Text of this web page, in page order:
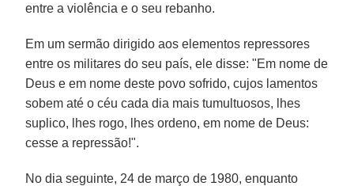
entre a violência e o seu rebanho.
Em um sermão dirigido aos elementos repressores
entre os militares do seu país, ele disse: "Em nome de
Deus e em nome deste povo sofrido, cujos lamentos
sobem até o céu cada dia mais tumultuosos, lhes
suplico, lhes rogo, lhes ordeno, em nome de Deus:
cesse a repressão!".
No dia seguinte, 24 de março de 1980, enquanto